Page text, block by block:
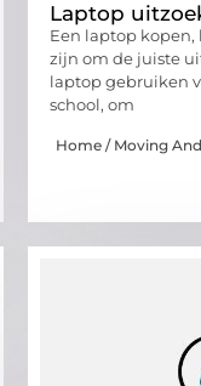
Laptop
Een laptop kopen,
zijn om de juiste
laptop gebruiken
school, om
Home / Moving